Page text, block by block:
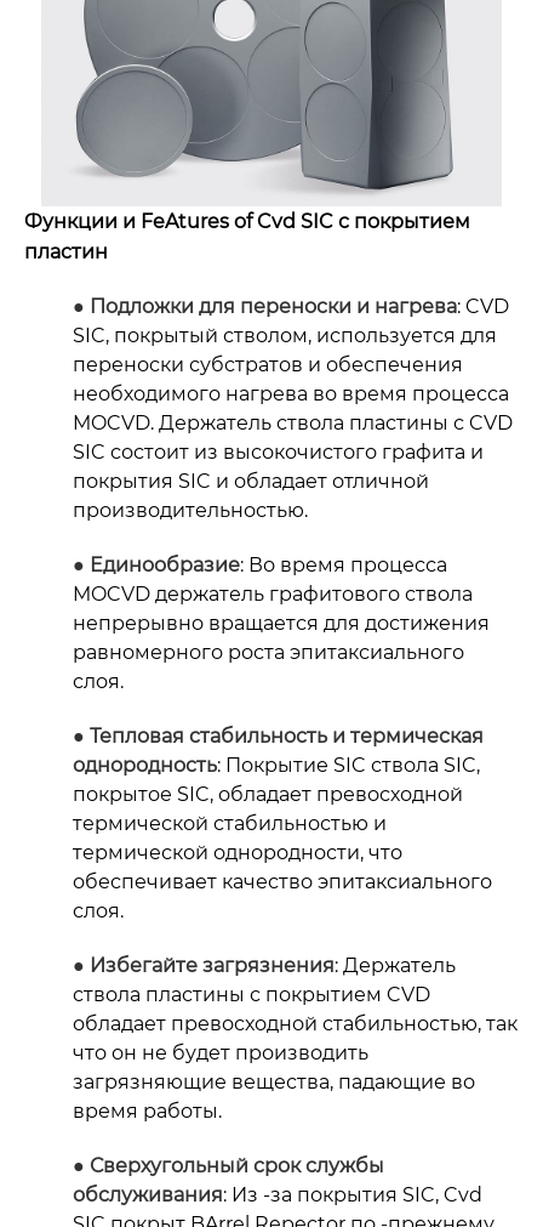
Функции и FeAtures of Cvd SIC с покрытием
пластин
● Подложки для переноски и нагрева: CVD
SIC, покрытый стволом, используется для
переноски субстратов и обеспечения
необходимого нагрева во время процесса
MOCVD. Держатель ствола пластины с CVD
SIC состоит из высокочистого графита и
покрытия SIC и обладает отличной
производительностью.
● Единообразие: Во время процесса
MOCVD держатель графитового ствола
непрерывно вращается для достижения
равномерного роста эпитаксиального
слоя.
● Тепловая стабильность и термическая
однородность: Покрытие SIC ствола SIC,
покрытое SIC, обладает превосходной
термической стабильностью и
термической однородности, что
обеспечивает качество эпитаксиального
слоя.
● Избегайте загрязнения: Держатель
ствола пластины с покрытием CVD
обладает превосходной стабильностью, так
что он не будет производить
загрязняющие вещества, падающие во
время работы.
● Сверхугольный срок службы
обслуживания: Из -за покрытия SIC, Cvd